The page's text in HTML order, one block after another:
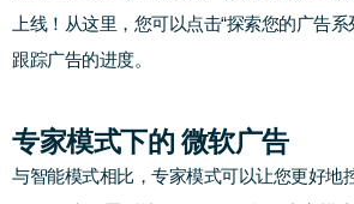
上线！从这里，您可以点击“探索您的广告系
跟踪广告的进度。
专家模式下的 微软广告
与智能模式相比，专家模式可以让您更好地